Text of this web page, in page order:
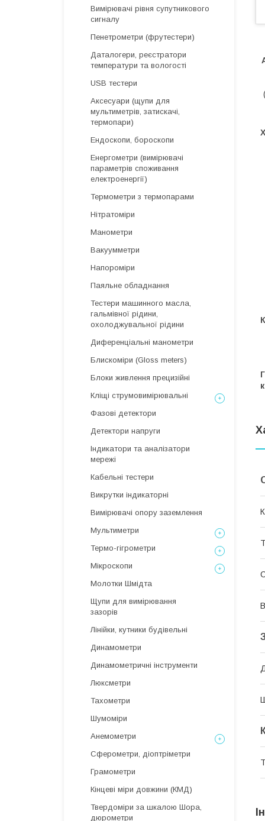
Вимірювачі рівня супутникового
сигналу
Пенетрометри (фрутестери)
Даталогери, реєстратори
температури та вологості
USB тестери
Аксесуари (щупи для
мультиметрів, затискачі,
термопари)
Ендоскопи, бороскопи
Енергометри (вимірювачі
параметрів споживання
електроенергії)
Термометри з термопарами
Нітратоміри
Манометри
Вакуумметри
Напороміри
Паяльне обладнання
Тестери машинного масла,
гальмівної рідини,
охолоджувальної рідини
Диференціальні манометри
Блискоміри (Gloss meters)
Блоки живлення прецизійні
Кліщі струмовимірювальні
Фазові детектори
Детектори напруги
Індикатори та аналізатори
мережі
Кабельні тестери
Викрутки індикаторні
Вимірювачі опору заземлення
Мультиметри
Термо-гігрометри
Мікроскопи
Молотки Шмідта
Щупи для вимірювання
зазорів
Лінійки, кутники будівельні
Динамометри
Динамометричні інструменти
Люксметри
Тахометри
Шумоміри
Анемометри
Сферометри, діоптріметри
Грамометри
Кінцеві міри довжини (КМД)
Твердоміри за шкалою Шора,
дюрометри